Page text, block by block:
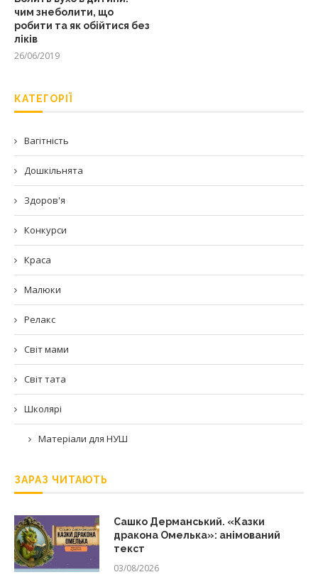
чим знеболити, що
робити та як обійтися без
ліків
26/06/2019
КАТЕГОРІЇ
Вагітність
Дошкільнята
Здоров'я
Конкурси
Краса
Малюки
Релакс
Світ мами
Світ тата
Школярі
Матеріали для НУШ
ЗАРАЗ ЧИТАЮТЬ
Сашко Дерманський. «Казки
дракона Омелька»: анімований
текст
03/08/2026